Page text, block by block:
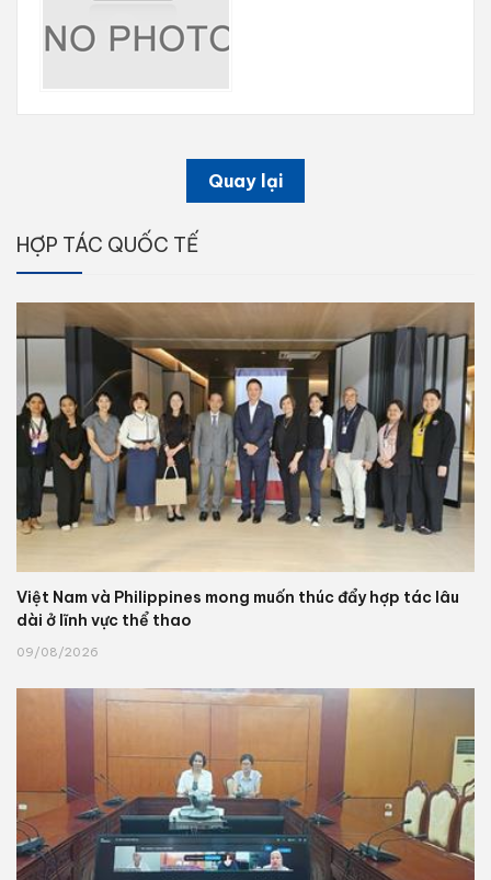
Quay lại
HỢP TÁC QUỐC TẾ
Việt Nam và Philippines mong muốn thúc đẩy hợp tác lâu
dài ở lĩnh vực thể thao
09/08/2026